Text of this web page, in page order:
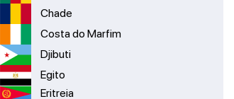
Chade
Costa do Marfim
Djibuti
Egito
Eritreia